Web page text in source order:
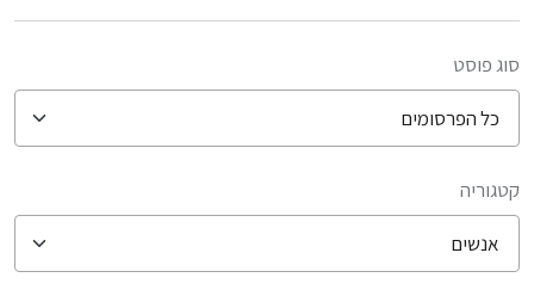
סוג פוסט
קטגוריה